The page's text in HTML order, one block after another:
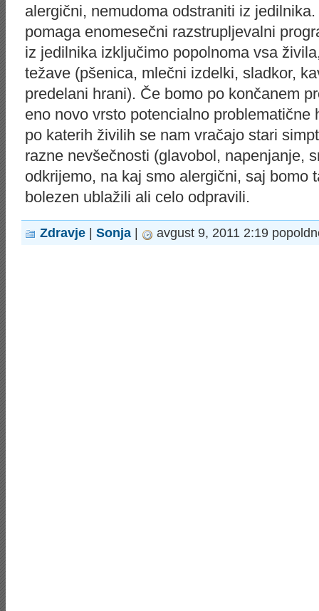
alergični, nemudoma odstraniti iz
pomaga enomesečni razstrupljevalni
iz jedilnika izključimo popolnoma vsa
težave (pšenica, mlečni izdelki, sladkor,
predelani hrani). Če bomo po končanem
eno novo vrsto potencialno
po katerih živilih se nam vračajo stari
razne nevšečnosti (glavobol, napenjanje,
odkrijemo, na kaj smo alergični, saj
bolezen ublažili ali celo odpravili.
Zdravje Sonja avgust 9, 2011 2:19